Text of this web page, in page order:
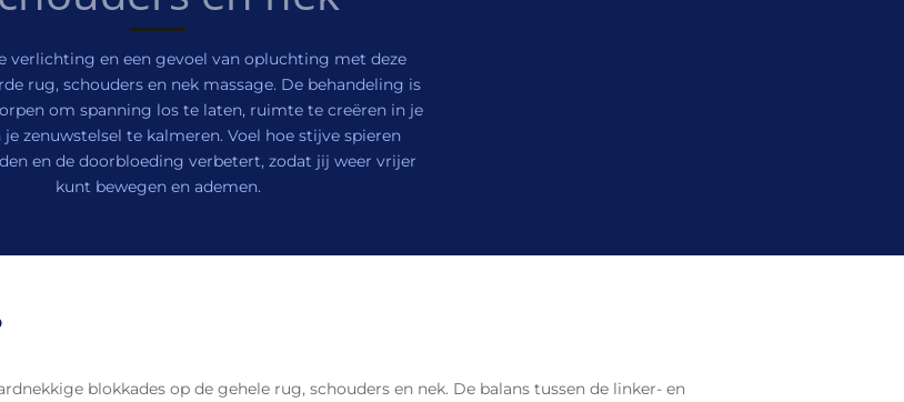
verlichting en een gevoel van opluchting met deze
rug, schouders en nek massage. De behandeling is
om spanning los te laten, ruimte te creëren in je
zenuwstelsel te kalmeren. Voel hoe stijve spieren
en de doorbloeding verbetert, zodat jij weer vrijer
kunt bewegen en ademen.
blokkades op de gehele rug, schouders en nek. De balans tussen de linker- en